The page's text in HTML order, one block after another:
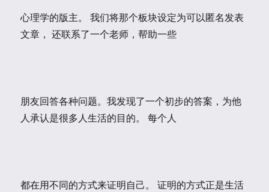
心理学的版主。 我们将那个板块设定为可以匿名发表
文章， 还联系了一个老师，帮助一些
朋友回答各种问题。我发现了一个初步的答案，为他
人承认是很多人生活的目的。 每个人
都在用不同的方式来证明自己。 证明的方式正是生活